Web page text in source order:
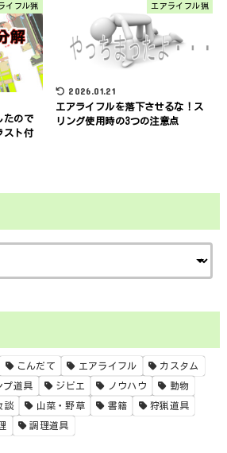
イフル猟
たので
スト付
エアライフル猟
2026.01.21
エアライフルを落下させるな！ス
リング使用時の3つの注意点
こんだて エアライフル カスタム
プ道具 ジビエ ノウハウ 動物
談 山菜・野草 書籍 狩猟道具
調理道具